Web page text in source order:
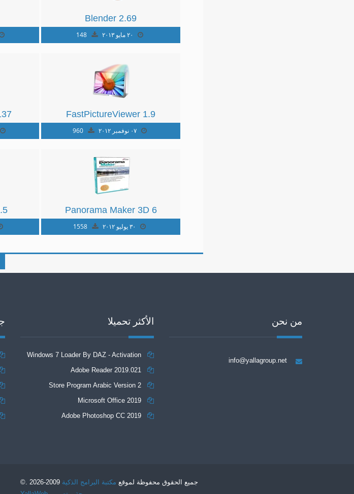
Blender 2.69
٢٠ مايو ٢٠١٣ 148
FastPictureViewer 1.9
Build 344 ٠٧ نوفمبر ٢٠١٢ 960
Panorama Maker 3D 6
٣٠ يوليو ٢٠١٢ 1558
من نحن
info@yallagroup.net
الأكثر تحميلا
Windows 7 Loader By DAZ - Activation
Batch 2.2.2
Adobe Reader 2019.021
Store Program Arabic Version 2
Microsoft Office 2019
Adobe Photoshop CC 2019
جميع الحقوق محفوظة لموقع مكتبة البرامج الذكية 2009-2026 .©